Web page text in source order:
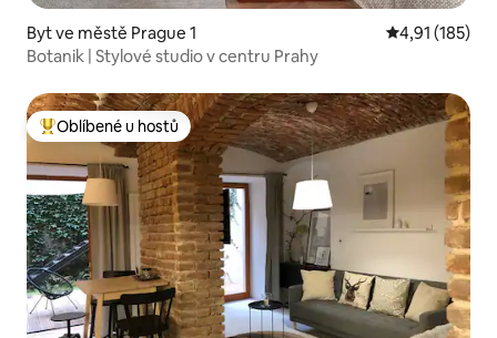
Byt ve městě Prague 1 Průměrné
4,91 (185)
Botanik | Stylové studio v centru Prahy
Nejlepší v kategorii Oblíbené u hostů
Oblíbené u hostů